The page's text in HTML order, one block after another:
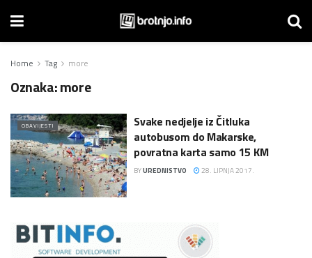
Home Tag more
Oznaka:more
OBAVIJESTI
Svake nedjelje iz Čitluka
autobusom do Makarske,
povratna karta samo 15 KM
BYUREDNISTVO 28. LIPNJA 2017.